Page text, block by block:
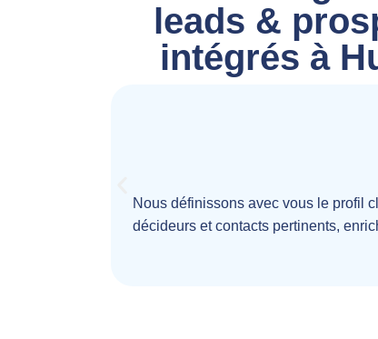
leads &
intégrés à
Nous définissons avec vous le profil
décideurs et contacts pertinents,